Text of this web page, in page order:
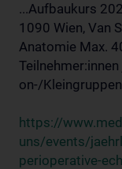
...Aufbaukurs
1090 Wien, Van
Anatomie Max.
on-/
https://
uns/events/
perioperative-